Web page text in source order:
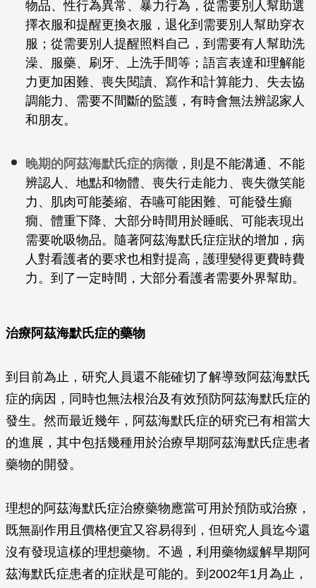
物品、性行為異常、暴力行為，從需要別人幫助選
擇衣服和提醒更換衣服，退化到需要別人幫助穿衣
服；從需要別人提醒照料自己，到需要有人幫助洗
澡、服藥、刷牙、上洗手間等；語言表達和理解能
力更加困難、喪失閱讀、寫作和計算能力、失去協
調能力、需要不間斷的監護，有時會無法辨認家人
和朋友。
晚期的阿茲海默氏症的病徵 ，則是不能溝通、不能
辨認人、地點和物體、喪失行走能力、喪失微笑能
力、肌肉可能萎縮、吞嚥可能困難、可能發生癲
癇、體重下降、大部分時間用於睡眠、可能表現出
需要吮吸物品。隨著阿茲海默氏症症狀的增加，病
人對看護者的要求也相對提高，護理變得更費時費
力。到了一定時間，大部分看護者需要外界幫助。
治療阿茲海默氏症的藥物
到目前為止，研究人員還不能確切了解導致阿茲海默氏
症的病因，同時也無法根治及有效預防阿茲海默氏症的
發生。然而最近幾年，阿茲海默氏症的研究已有相當大
的進展，其中包括幾種用於治療早期阿茲海默氏症患者
藥物的開發。
理想的阿茲海默氏症治療藥物應當可用於預防或治療，
既無副作用且價格便宜又容易得到，但研究人員迄今還
沒有發現這樣的理想藥物。不過，利用藥物緩解早期阿
茲海默氏症患者的症狀是可能的。到2002年1月為止，